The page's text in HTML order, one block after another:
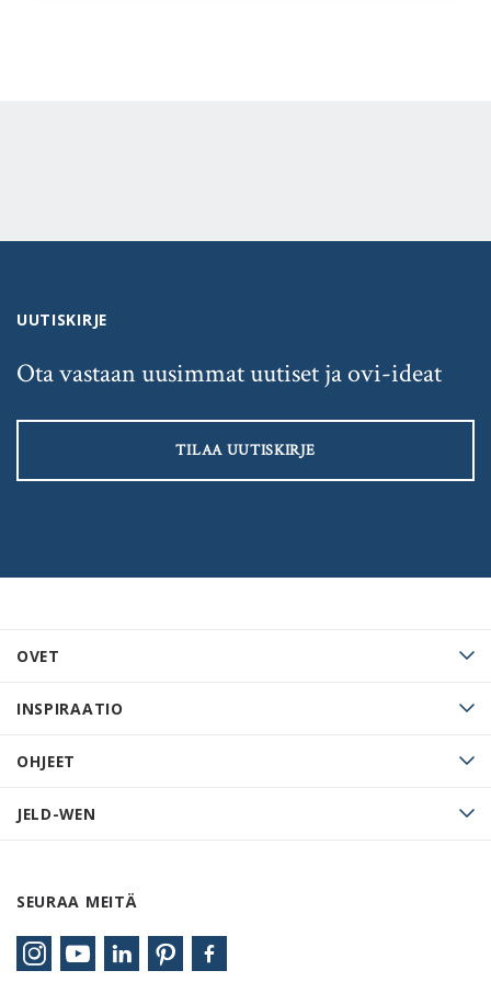
OVET
INSPIRAATIO
OHJEET
JELD-WEN
SEURAA MEITÄ
UUTISKIRJE
Ota vastaan uusimmat uutiset ja ovi-ideat
TILAA UUTISKIRJE